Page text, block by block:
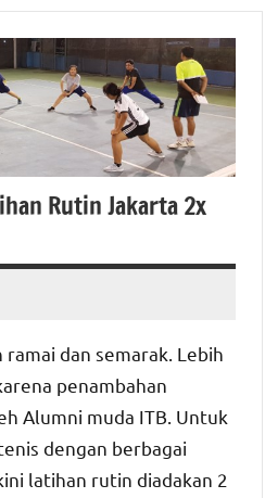
Rutin Jakarta 2x
ramai dan semarak. Lebih
penambahan
Alumni muda ITB. Untuk
dengan berbagai
latihan rutin diadakan 2